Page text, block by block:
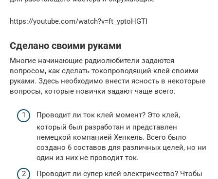
https://youtube.com/watch?v=ft_yptoHGTI
Сделано своими руками
Многие начинающие радиолюбители задаются
вопросом, как сделать токопроводящий клей своими
руками. Здесь необходимо внести ясность в некоторые
вопросы, которые новички задают чаще всего.
Проводит ли ток клей момент? Это клей,
который был разработан и представлен
немецкой компанией Хенкель. Всего было
создано 6 составов для различных целей, но ни
один из них не проводит ток.
Проводит ли супер клей электричество? Чтобы